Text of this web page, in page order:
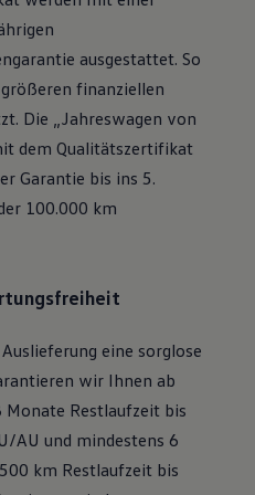
Login und Shop
verbinden
ausgestattet. So
finanziellen
Die „Jahreswagen von
dem Qualitätszertifikat
Garantie bis ins 5.
100.000 km
eine sorglose
wir Ihnen ab
Monate Restlaufzeit bis
AU und mindestens 6
km Restlaufzeit bis